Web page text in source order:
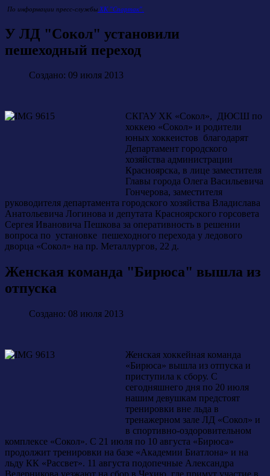
По информации пресс-службы ХК "Спартак".
У ЛД "Сокол" установили
пешеходный переход
Создано: 09 июля 2013
СКГАУ ХК «Сокол», ДЮСШ по
хоккею «Сокол» и родители
юных хоккеистов благодарят
Департамент городского
хозяйства администрации
Красноярска, в лице заместителя
Главы города Олега Васильевича
Гончерова, заместителя
руководителя департамента городского хозяйства Владислава
Анатольевича Логинова и депутата Красноярского горсовета
Сергея Ивановича Пешкова за оперативность в решении
вопроса по установке пешеходного перехода у ледового
дворца «Сокол» на пр. Металлургов, 22 д.
Женская команда "Бирюса" вышла из
отпуска
Создано: 08 июля 2013
Женская хоккейная команда
«Бирюса» вышла из отпуска и
приступила к сбору. С
сегодняшнего дня по 20 июля
нашим девушкам предстоят
тренировки вне льда в
тренажерном зале ЛД «Сокол» и
в спортивно-оздоровительном
комплексе «Сокол». С 21 июля по 10 августа «Бирюса»
продолжит тренировки на базе «Академии Биатлона» и на
льду КК «Рассвет». 11 августа подопечные Александра